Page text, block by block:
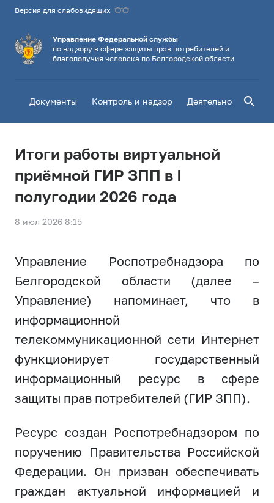
Управление Федеральной службы
по надзору в сфере защиты прав потребителей и
благополучия человека по Белгородской области
Версия для слабовидящих
Документы Контроль и надзор ДеятельностьПоиск
Итоги работы виртуальной
приёмной ГИР ЗПП в I
полугодии 2026 года
8 июл 2026 8:15
Управление Роспотребнадзора по
Белгородской области (далее –
Управление) напоминает, что в
информационной
телекоммуникационной сети Интернет
функционирует государственный
информационный ресурс в сфере
защиты прав потребителей (ГИР ЗПП).
Ресурс создан Роспотребнадзором по
поручению Правительства Российской
Федерации. Он призван обеспечивать
граждан актуальной информацией и